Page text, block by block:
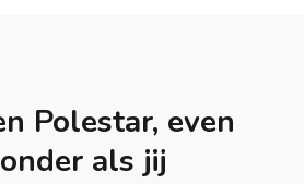
Polestar, even
als jij